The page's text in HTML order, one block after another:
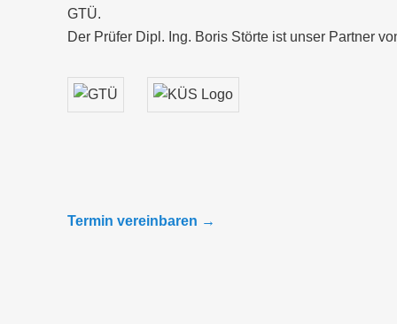
GTÜ.
Der Prüfer Dipl. Ing. Boris Störte ist unser Partner
Termin vereinbaren →